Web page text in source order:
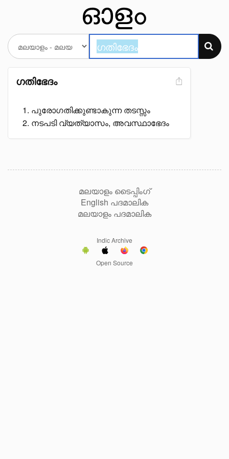
ഗതിഭേദം
പുരോഗതിക്കുണ്ടാകുന്ന തടസ്സം
നടപടി വ്യത്യാസം, അവസ്ഥാഭേദം
മലയാളം ടൈപ്പിംഗ്
English പദമാലിക
മലയാളം പദമാലിക
Indic Archive
Open Source